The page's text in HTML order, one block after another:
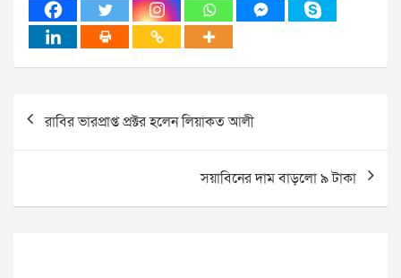
Post
navigation
রাবির ভারপ্রাপ্ত প্রক্টর হলেন লিয়াকত আলী
সয়াবিনের দাম বাড়লো ৯ টাকা